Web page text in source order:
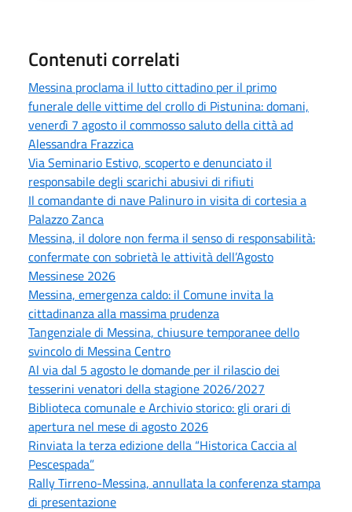
Contenuti correlati
Messina proclama il lutto cittadino per il primo
funerale delle vittime del crollo di Pistunina: domani,
venerdì 7 agosto il commosso saluto della città ad
Alessandra Frazzica
Via Seminario Estivo, scoperto e denunciato il
responsabile degli scarichi abusivi di rifiuti
Il comandante di nave Palinuro in visita di cortesia a
Palazzo Zanca
Messina, il dolore non ferma il senso di responsabilità:
confermate con sobrietà le attività dell’Agosto
Messinese 2026
Messina, emergenza caldo: il Comune invita la
cittadinanza alla massima prudenza
Tangenziale di Messina, chiusure temporanee dello
svincolo di Messina Centro
Al via dal 5 agosto le domande per il rilascio dei
tesserini venatori della stagione 2026/2027
Biblioteca comunale e Archivio storico: gli orari di
apertura nel mese di agosto 2026
Rinviata la terza edizione della “Historica Caccia al
Pescespada”
Rally Tirreno-Messina, annullata la conferenza stampa
di presentazione